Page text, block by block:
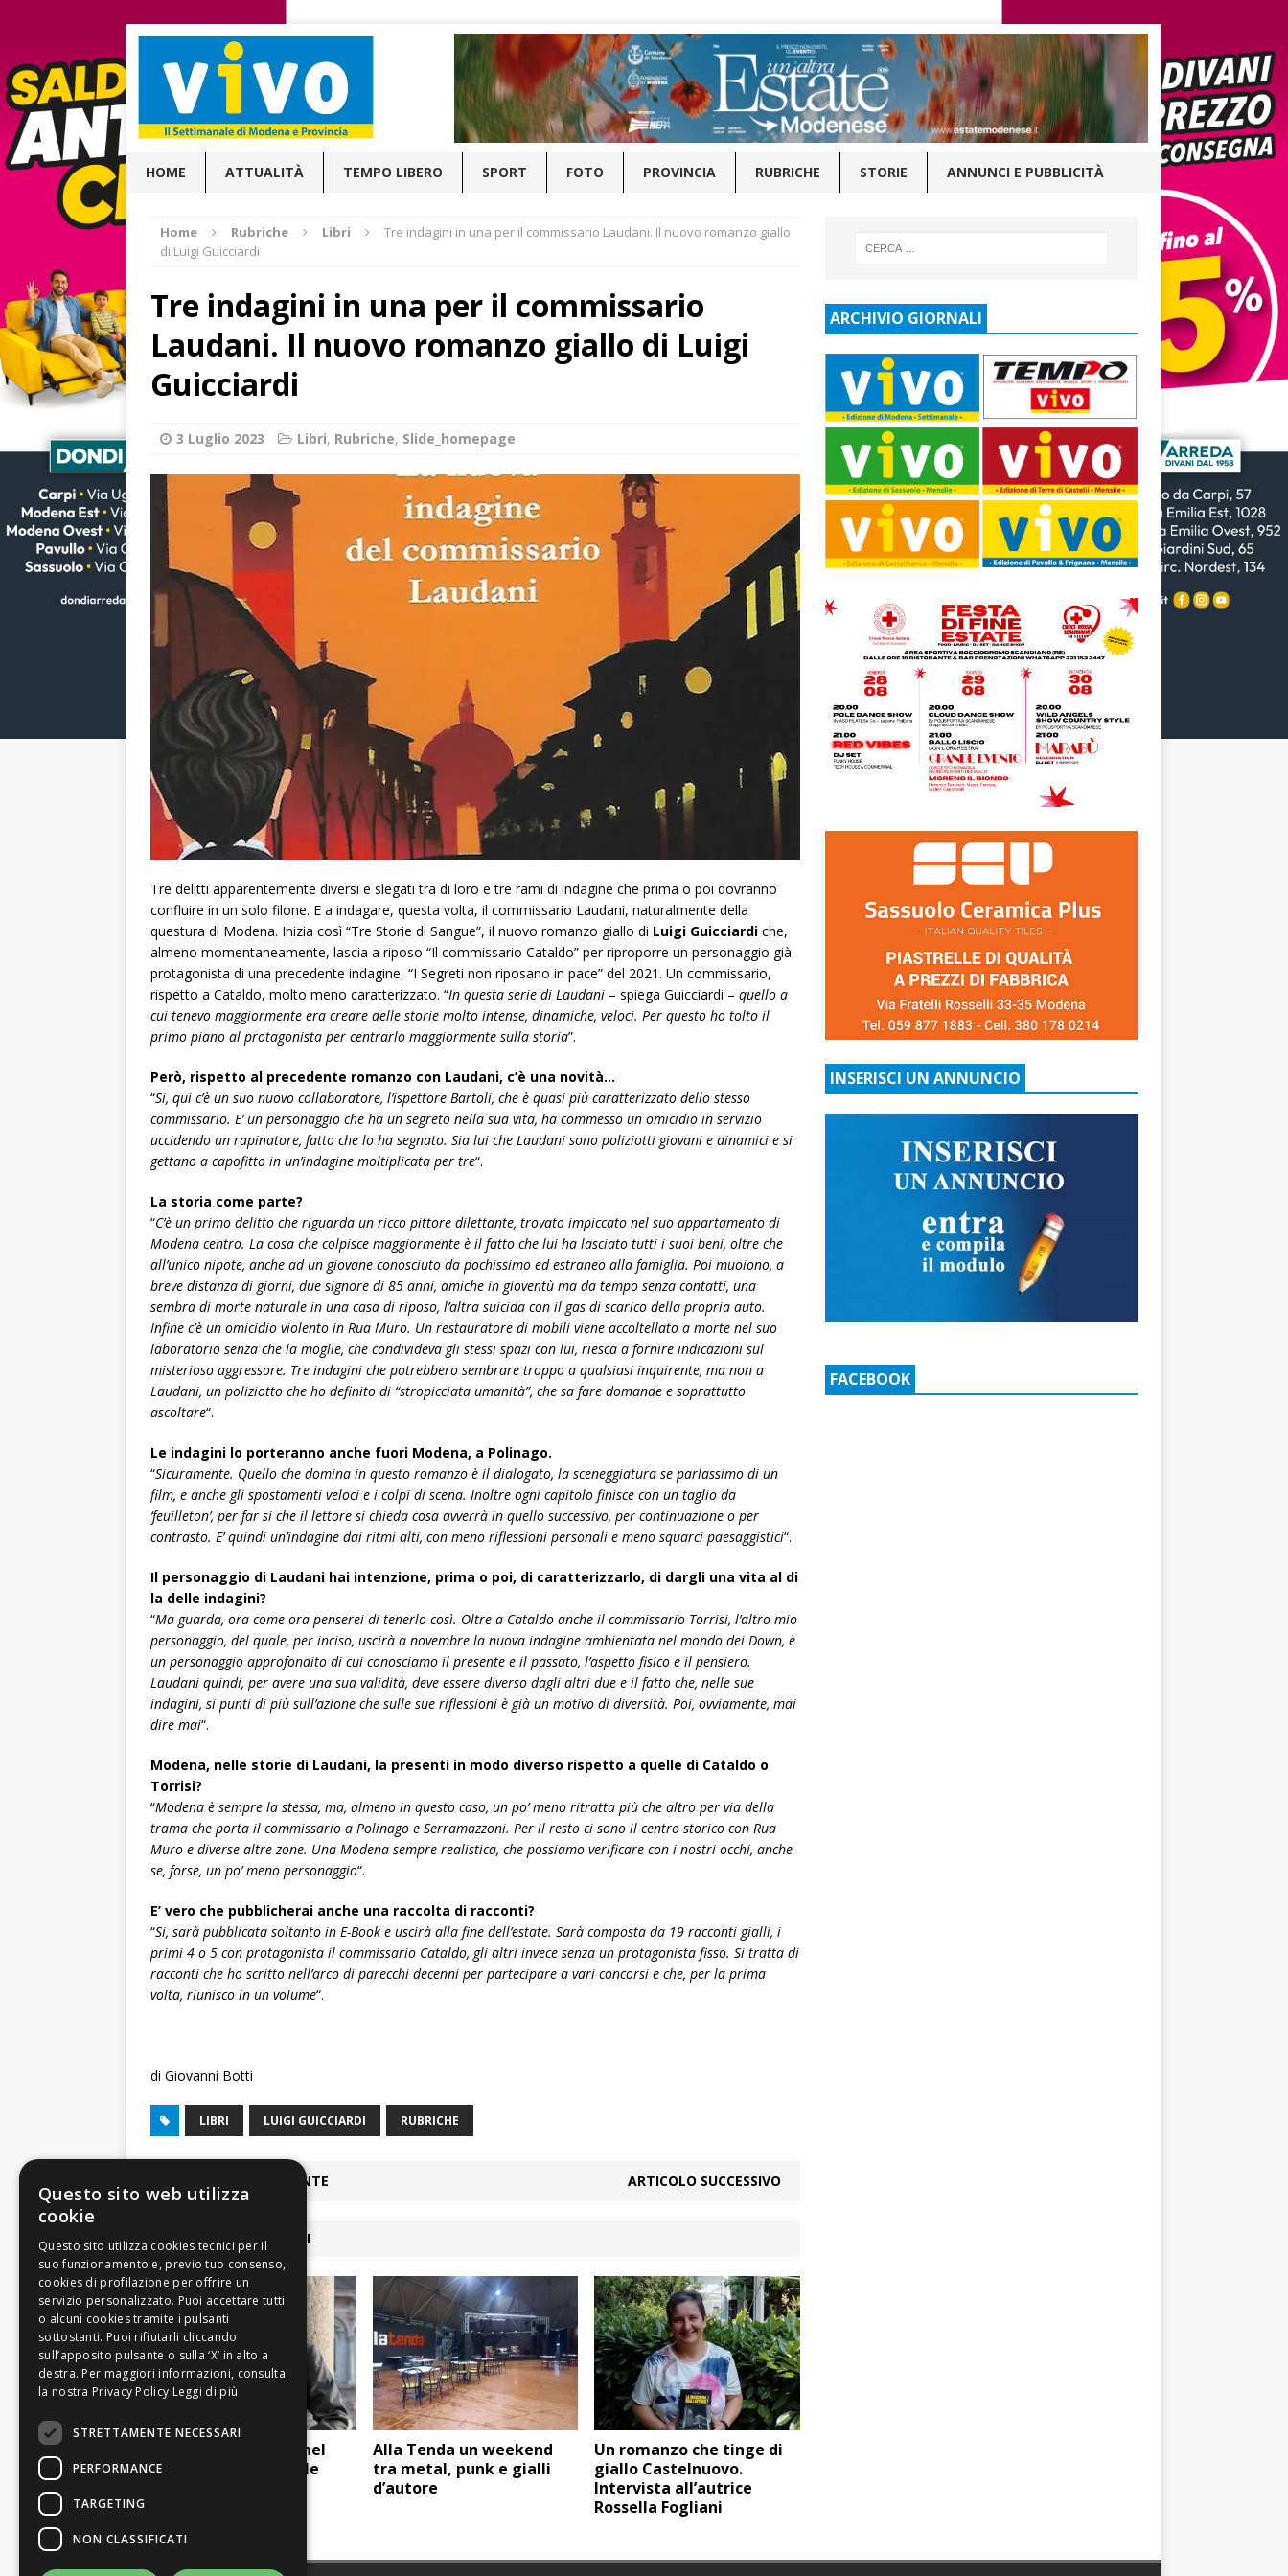
HOME ATTUALITÀ TEMPO LIBERO SPORT FOTO PROVINCIA RUBRICHE STORIE ANNUNCI E PUBBLICITÀ
Home Rubriche Libri
Tre indagini in una per il commissario Laudani. Il nuovo romanzo giallo
di Luigi Guicciardi
Tre indagini in una per il commissario
Laudani. Il nuovo romanzo giallo di Luigi
Guicciardi
3 Luglio 2023 Libri, Rubriche, Slide_homepage
Tre delitti apparentemente diversi e slegati tra di loro e tre rami di indagine che prima o poi dovranno
confluire in un solo filone. E a indagare, questa volta, il commissario Laudani, naturalmente della
questura di Modena. Inizia così “Tre Storie di Sangue”, il nuovo romanzo giallo di Luigi Guicciardi che,
almeno momentaneamente, lascia a riposo “Il commissario Cataldo” per riproporre un personaggio già
protagonista di una precedente indagine, “I Segreti non riposano in pace” del 2021. Un commissario,
rispetto a Cataldo, molto meno caratterizzato. “In questa serie di Laudani – spiega Guicciardi – quello a
cui tenevo maggiormente era creare delle storie molto intense, dinamiche, veloci. Per questo ho tolto il
primo piano al protagonista per centrarlo maggiormente sulla storia”.
Però, rispetto al precedente romanzo con Laudani, c’è una novità…
“Si, qui c’è un suo nuovo collaboratore, l’ispettore Bartoli, che è quasi più caratterizzato dello stesso
commissario. E’ un personaggio che ha un segreto nella sua vita, ha commesso un omicidio in servizio
uccidendo un rapinatore, fatto che lo ha segnato. Sia lui che Laudani sono poliziotti giovani e dinamici e si
gettano a capofitto in un’indagine moltiplicata per tre“.
La storia come parte?
“C’è un primo delitto che riguarda un ricco pittore dilettante, trovato impiccato nel suo appartamento di
Modena centro. La cosa che colpisce maggiormente è il fatto che lui ha lasciato tutti i suoi beni, oltre che
all’unico nipote, anche ad un giovane conosciuto da pochissimo ed estraneo alla famiglia. Poi muoiono, a
breve distanza di giorni, due signore di 85 anni, amiche in gioventù ma da tempo senza contatti, una
sembra di morte naturale in una casa di riposo, l’altra suicida con il gas di scarico della propria auto.
Infine c’è un omicidio violento in Rua Muro. Un restauratore di mobili viene accoltellato a morte nel suo
laboratorio senza che la moglie, che condivideva gli stessi spazi con lui, riesca a fornire indicazioni sul
misterioso aggressore. Tre indagini che potrebbero sembrare troppo a qualsiasi inquirente, ma non a
Laudani, un poliziotto che ho definito di “stropicciata umanità”, che sa fare domande e soprattutto
ascoltare“.
Le indagini lo porteranno anche fuori Modena, a Polinago.
“Sicuramente. Quello che domina in questo romanzo è il dialogato, la sceneggiatura se parlassimo di un
film, e anche gli spostamenti veloci e i colpi di scena. Inoltre ogni capitolo finisce con un taglio da
‘feuilleton’, per far si che il lettore si chieda cosa avverrà in quello successivo, per continuazione o per
contrasto. E’ quindi un’indagine dai ritmi alti, con meno riflessioni personali e meno squarci paesaggistici“.
Il personaggio di Laudani hai intenzione, prima o poi, di caratterizzarlo, di dargli una vita al di
la delle indagini?
“Ma guarda, ora come ora penserei di tenerlo così. Oltre a Cataldo anche il commissario Torrisi, l’altro mio
personaggio, del quale, per inciso, uscirà a novembre la nuova indagine ambientata nel mondo dei Down, è
un personaggio approfondito di cui conosciamo il presente e il passato, l’aspetto fisico e il pensiero.
Laudani quindi, per avere una sua validità, deve essere diverso dagli altri due e il fatto che, nelle sue
indagini, si punti di più sull’azione che sulle sue riflessioni è già un motivo di diversità. Poi, ovviamente, mai
dire mai“.
Modena, nelle storie di Laudani, la presenti in modo diverso rispetto a quelle di Cataldo o
Torrisi?
“Modena è sempre la stessa, ma, almeno in questo caso, un po’ meno ritratta più che altro per via della
trama che porta il commissario a Polinago e Serramazzoni. Per il resto ci sono il centro storico con Rua
Muro e diverse altre zone. Una Modena sempre realistica, che possiamo verificare con i nostri occhi, anche
se, forse, un po’ meno personaggio“.
E’ vero che pubblicherai anche una raccolta di racconti?
“Si, sarà pubblicata soltanto in E-Book e uscirà alla fine dell’estate. Sarà composta da 19 racconti gialli, i
primi 4 o 5 con protagonista il commissario Cataldo, gli altri invece senza un protagonista fisso. Si tratta di
racconti che ho scritto nell’arco di parecchi decenni per partecipare a vari concorsi e che, per la prima
volta, riunisco in un volume“.
di Giovanni Botti
LIBRI LUIGI GUICCIARDI RUBRICHE
ARTICOLO PRECEDENTE ARTICOLO SUCCESSIVO
ARTICOLI COLLEGATI
“Pagine di Musica”, nel
Ridotto del Comunale
Alla Tenda un weekend
tra metal, punk e gialli
d’autore
Un romanzo che tinge di
giallo Castelnuovo.
Intervista all’autrice
Rossella Fogliani
ARCHIVIO GIORNALI
INSERISCI UN ANNUNCIO
FACEBOOK
Questo sito web utilizza
cookie
Leggi di più
STRETTAMENTE NECESSARI
PERFORMANCE
TARGETING
NON CLASSIFICATI